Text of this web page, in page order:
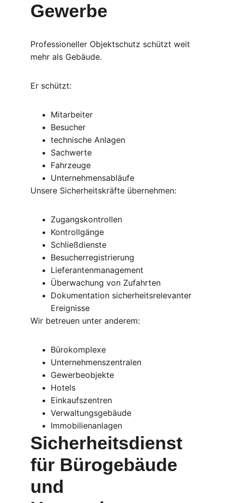
Gewerbe
Professioneller Objektschutz schützt weit
mehr als Gebäude.
Er schützt:
Mitarbeiter
Besucher
technische Anlagen
Sachwerte
Fahrzeuge
Unternehmensabläufe
Unsere Sicherheitskräfte übernehmen:
Zugangskontrollen
Kontrollgänge
Schließdienste
Besucherregistrierung
Lieferantenmanagement
Überwachung von Zufahrten
Dokumentation sicherheitsrelevanter
Ereignisse
Wir betreuen unter anderem:
Bürokomplexe
Unternehmenszentralen
Gewerbeobjekte
Hotels
Einkaufszentren
Verwaltungsgebäude
Immobilienanlagen
Sicherheitsdienst
für Bürogebäude
und